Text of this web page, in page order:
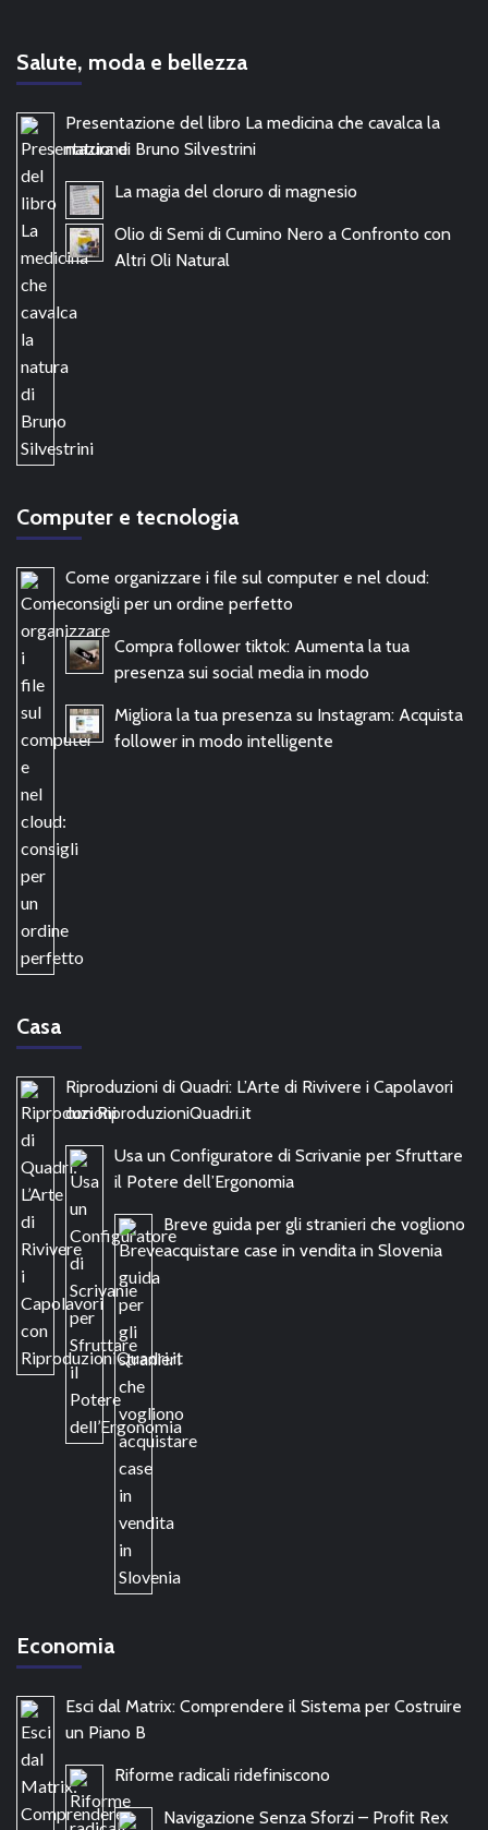
Salute, moda e bellezza
Presentazione del libro La medicina che cavalca la
natura di Bruno Silvestrini
La magia del cloruro di magnesio
Olio di Semi di Cumino Nero a Confronto con
Altri Oli Natural
Computer e tecnologia
Come organizzare i file sul computer e nel cloud:
consigli per un ordine perfetto
Compra follower tiktok: Aumenta la tua
presenza sui social media in modo
Migliora la tua presenza su Instagram: Acquista
follower in modo intelligente
Casa
Riproduzioni di Quadri: L’Arte di Rivivere i Capolavori
con RiproduzioniQuadri.it
Usa un Configuratore di Scrivanie per Sfruttare
il Potere dell’Ergonomia
Breve guida per gli stranieri che vogliono
acquistare case in vendita in Slovenia
Economia
Esci dal Matrix: Comprendere il Sistema per Costruire
un Piano B
Riforme radicali ridefiniscono
Navigazione Senza Sforzi – Profit Rex